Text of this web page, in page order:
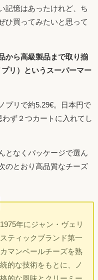
記憶はあったけれど、ち
ひ買ってみたいと思って
から高級製品まで取り揃
リ）というスーパーマー
プリで約5.29€。日本円で
ず２つカートに入れてし
となくパッケージで選ん
のとおり高品質なチーズ
年にジャン・ヴェリ
ティックブランド第一
マンベールチーズを熟
的な技術をもとに、ノ
的な風味とクリーミー